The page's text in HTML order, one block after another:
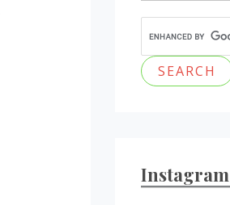
Instagram